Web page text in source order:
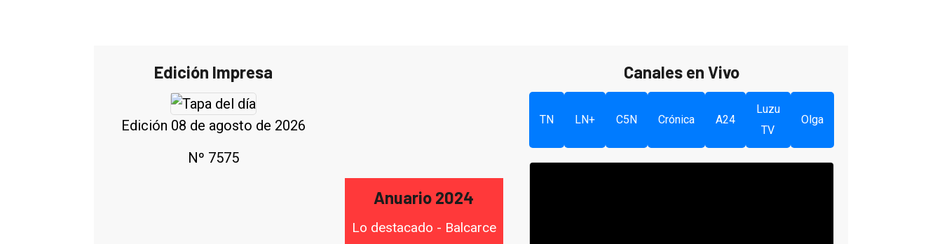
Edición Impresa
Edición 08 de agosto de 2026
Nº 7575
Anuario 2024
Lo destacado - Balcarce
Canales en Vivo
TN LN+ C5N Crónica A24
Luzu
TV
Olga